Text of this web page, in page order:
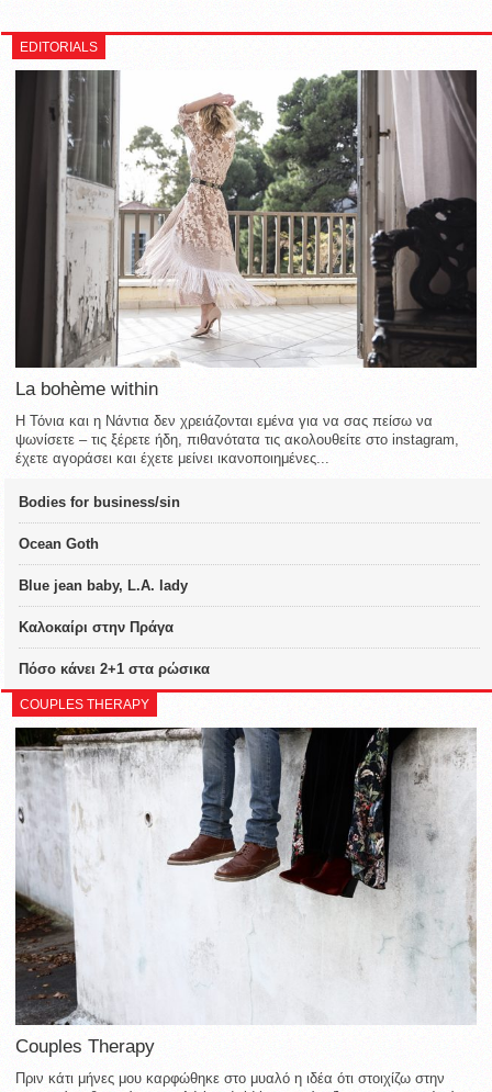
EDITORIALS
La bohème within
Η Τόνια και η Νάντια δεν χρειάζονται εμένα για να σας πείσω να
ψωνίσετε – τις ξέρετε ήδη, πιθανότατα τις ακολουθείτε στο instagram,
έχετε αγοράσει και έχετε μείνει ικανοποιημένες...
Bodies for business/sin
Ocean Goth
Blue jean baby, L.A. lady
Καλοκαίρι στην Πράγα
Πόσο κάνει 2+1 στα ρώσικα
COUPLES THERAPY
Couples Therapy
Πριν κάτι μήνες μου καρφώθηκε στο μυαλό η ιδέα ότι στοιχίζω στην